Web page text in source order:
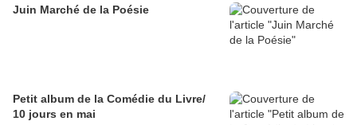
Juin Marché de la Poésie
Petit album de la Comédie du Livre/
10 jours en mai